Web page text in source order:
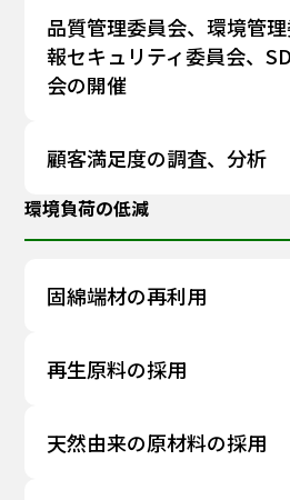
品質管理委員会、環境管
報セキュリティ委員会、
会の開催
顧客満足度の調査、分析
環境負荷の低減
固綿端材の再利用
再生原料の採用
天然由来の原材料の採用